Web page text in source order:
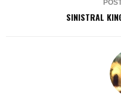
SINISTRAL